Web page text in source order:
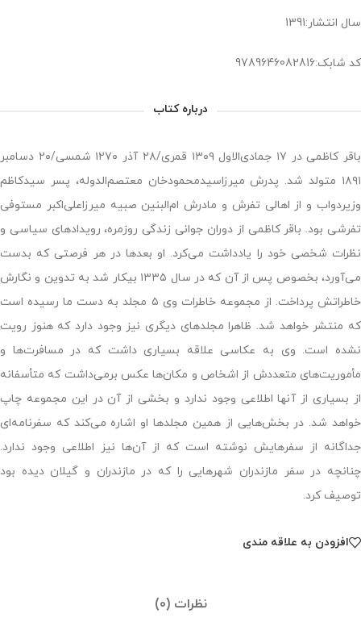
سال انتشار:1391
کد شابک:9789646082816
درباره کتاب
باقر کاظمی در ۱۷ جمادی‌الاول ۱۳۰۹ قمری/۲۸ آذر ۱۲۷۰ شمسی/۲۰ دسامبر
۱۸۹۱ متولد شد. پدرش میرزاسیدمحمودخان معتصم‌الدوله، پسر سیدکاظم
وزیردواب و از اهالی تفرش و مادرش ام‌البنین صبیه میرزاعلی‌اکبر مستوفی
تفرشی بود. باقر کاظمی از دوران جوانی زندگی روزمره، رویدادهای سیاسی و
نظرات شخصی خود را یادداشت می‌کرد. او بعدها در هر فرصتی که بدست
می‌آورد، بخصوص پس از آن که در سال ۱۳۳۵ بیکار شد به تدوین و نگارش
خاطراتش پرداخت. از مجموعه خاطرات وی ۵ مجلد به دست ما رسیده است
که منتشر خواهد شد. ظاهرا مجلدهای دیگری نیز وجود دارد که هنوز رویت
نشده است. وی به عکاسی علاقه بسیاری داشت که در مسافرت‌ها و
مأموریت‌های متعددش از اشخاص و مکان‌ها عکس برمی‌داشت که متأسفانه
از بسیاری از آنها اطلاعی وجود ندارد و بخشی از آن در این مجموعه چاپ
خواهد شد. در بخش‌هایی از همین مجلدها او اشاره می‌کند که سفرنامه‌ای
جداگانه از سفرهایش نوشته است که از آن‌ها نیز اطلاعی وجود ندارد.
چنانچه در سفر مازندران شهرهایی را که در مازندران و گیلان دیده بود
توصیف کرد.
افزودن به علاقه مندی
نظرات (0)